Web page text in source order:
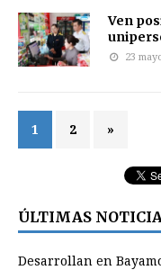
Ven
23
1 2 »
ÚLTIMAS
Desarrollan en